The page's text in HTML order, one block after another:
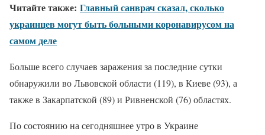
Читайте также: Главный санврач сказал, сколько
украинцев могут быть больными коронавирусом на
самом деле
Больше всего случаев заражения за последние сутки
обнаружили во Львовской области (119), в Киеве (93), а
также в Закарпатской (89) и Ривненской (76) областях.
По состоянию на сегодняшнее утро в Украине